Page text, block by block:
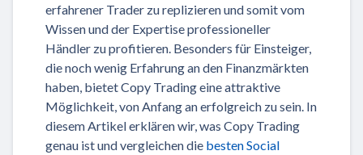
erfahrener Trader zu replizieren und somit vom
Wissen und der Expertise professioneller
Händler zu profitieren. Besonders für Einsteiger,
die noch wenig Erfahrung an den Finanzmärkten
haben, bietet Copy Trading eine attraktive
Möglichkeit, von Anfang an erfolgreich zu sein. In
diesem Artikel erklären wir, was Copy Trading
genau ist und vergleichen die besten Social